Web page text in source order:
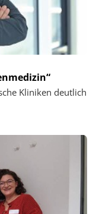
Kliniken deutlich